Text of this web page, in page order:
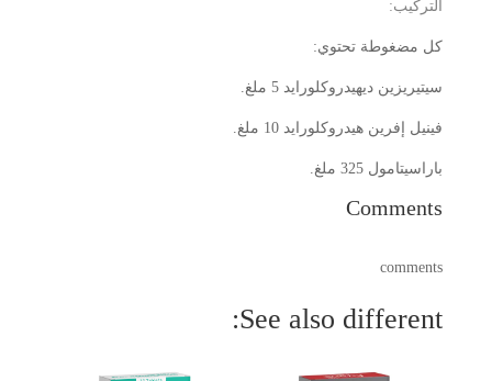
التركيب:
كل مضغوطة تحتوي:
سيتيريزين ديهيدروكلورايد 5 ملغ.
فينيل إفرين هيدروكلورايد 10 ملغ.
باراسيتامول 325 ملغ.
Comments
comments
See also different: